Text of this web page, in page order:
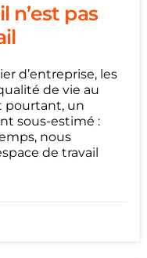
n’est pas
d’entreprise, les
de vie au
pourtant, un
sous-estimé :
nous
de travail